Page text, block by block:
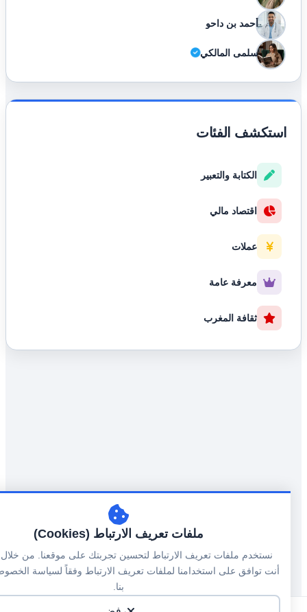
أحمد بن داحو
سلمى المالكي
استكشف الفئات
الكتابة والتعبير
اقتصاد مالي
عملات
معرفة عامة
ثقافة المغرب
ملفات تعريف الارتباط (Cookies)
نستخدم ملفات تعريف الارتباط لتحسين تجربتك على موقعنا. من خلال
أنت توافق على استخدامنا لملفات تعريف الارتباط وفقاً لسياسة الخصوصية